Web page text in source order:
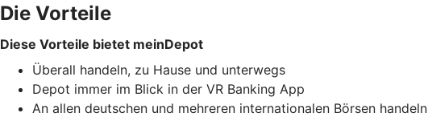
Die Vorteile
Diese Vorteile bietet meinDepot
Überall handeln, zu Hause und unterwegs
Depot immer im Blick in der VR Banking App
An allen deutschen und mehreren internationalen Börsen handeln